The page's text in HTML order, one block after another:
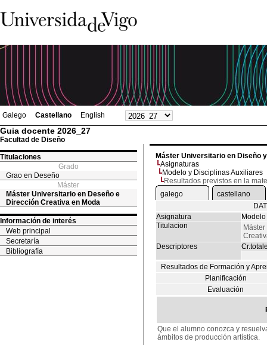
Galego Castellano English
Guia docente 2026_27
Facultad de Diseño
Titulaciones
Grado
Grao en Deseño
Máster
Máster Universitario en Deseño e
Dirección Creativa en Moda
Información de interés
Web principal
Secretaría
Bibliografía
Máster Universitario en Diseño
Asignaturas
Modelo y Disciplinas Auxiliares
Resultados previstos en la
galego
castellano
Asignatura
Titulacion
Descriptores
Resultados de Formación y
Planificación
Evaluación
Que el alumno conozca y
ámbitos de producción artística.